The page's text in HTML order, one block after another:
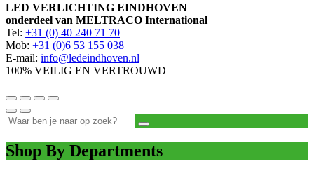
LED VERLICHTING EINDHOVEN
onderdeel van MELTRACO International
Tel: +31 (0) 40 240 71 70
Mob: +31 (0)6 53 155 038
E-mail: info@ledeindhoven.nl
100% VEILIG EN VERTROUWD
Shop By Departments